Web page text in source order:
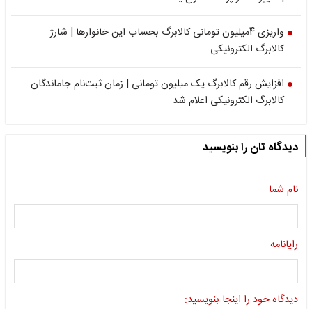
واریزی 4میلیون تومانی کالابرگ بحساب این خانوارها | شارژ
کالابرگ الکترونیکی
افزایش رقم کالابرگ یک‌ میلیون‌ تومانی | زمان ثبت‌نام جاماندگان
کالابرگ الکترونیکی اعلام شد
دیدگاه تان را بنویسید
نام شما
رایانامه
دیدگاه خود را اینجا بنویسید: